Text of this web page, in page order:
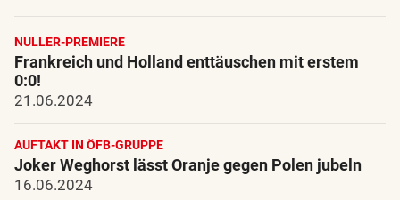
NULLER-PREMIERE
Frankreich und Holland enttäuschen mit erstem
0:0!
21.06.2024
AUFTAKT IN ÖFB-GRUPPE
Joker Weghorst lässt Oranje gegen Polen jubeln
16.06.2024